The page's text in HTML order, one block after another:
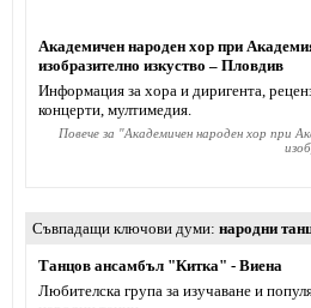
Академичен народен хор при
изобразително изкуство – Пловдив
Информация за хора и диригента,
концерти, мултимедия.
Повече за "Академичен народен хор при
Съвпадащи ключови думи народни
Танцов ансамбъл "Китка" - Виена
Любителска група за изучаване и